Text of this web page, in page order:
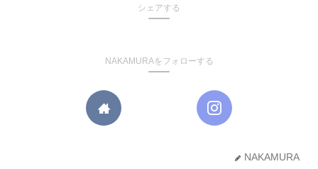
シェアする
NAKAMURAをフォローする
NAKAMURA